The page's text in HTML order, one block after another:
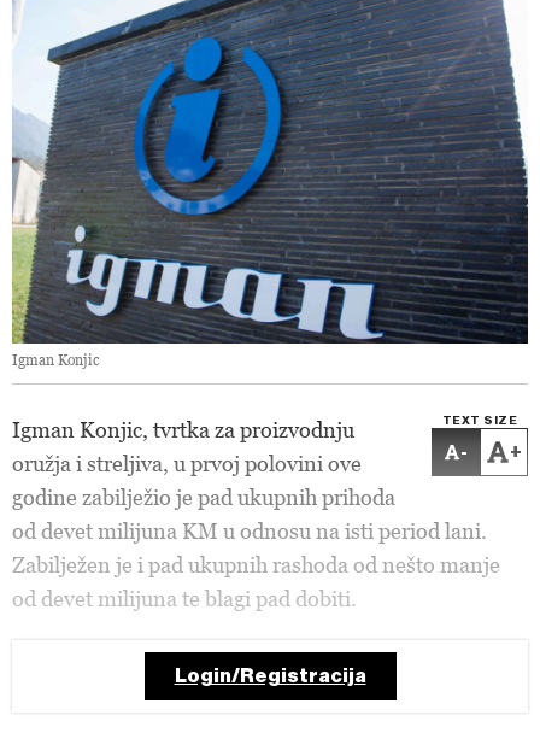
Igman Konjic
TEXT SIZE
- +
Igman Konjic, tvrtka za proizvodnju
oružja i streljiva, u prvoj polovini ove
godine zabilježio je pad ukupnih prihoda
od devet milijuna KM u odnosu na isti period lani.
Zabilježen je i pad ukupnih rashoda od nešto manje
od devet milijuna te blagi pad dobiti.
Login/Registracija